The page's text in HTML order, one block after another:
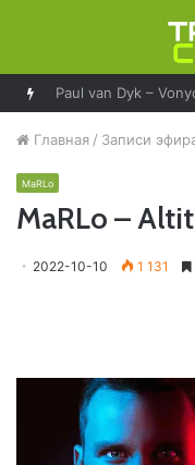
Paul van Dyk –
Главная / Записи
MaRLo
MaRLo –
2022-10-10 1 131